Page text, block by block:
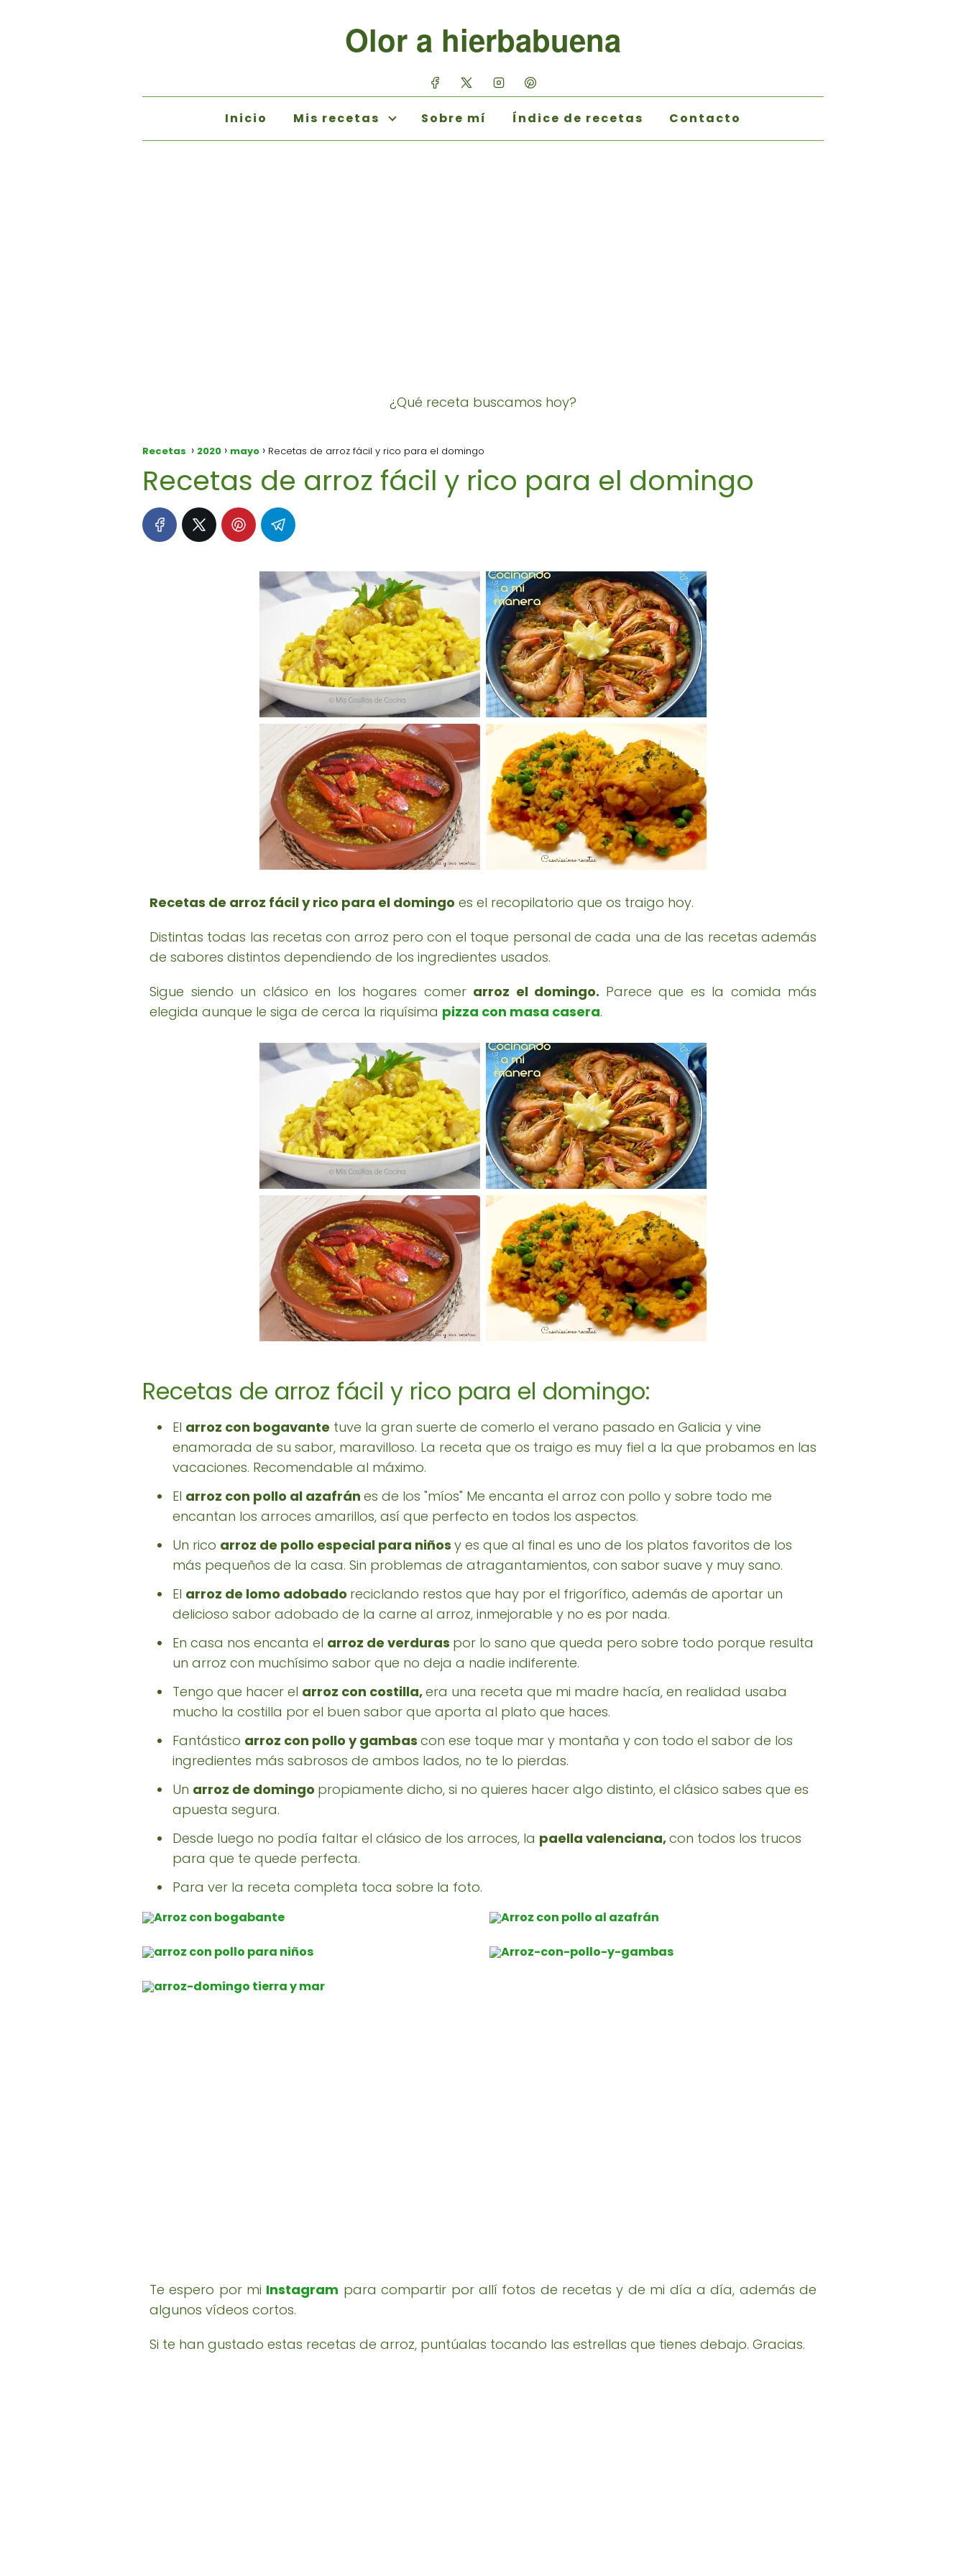
Olor a hierbabuena
Inicio Mis recetas Sobre mí Índice de recetas Contacto
¿Qué receta buscamos hoy?
Recetas 2020 mayo Recetas de arroz fácil y rico para el domingo
Recetas de arroz fácil y rico para el domingo
Recetas de arroz fácil y rico para el domingo es el recopilatorio que os traigo hoy.
Distintas todas las recetas con arroz pero con el toque personal de cada una de las recetas además
de sabores distintos dependiendo de los ingredientes usados.
Sigue siendo un clásico en los hogares comer arroz el domingo. Parece que es la comida más
elegida aunque le siga de cerca la riquísima pizza con masa casera.
Recetas de arroz fácil y rico para el domingo:
El arroz con bogavante tuve la gran suerte de comerlo el verano pasado en Galicia y vine
enamorada de su sabor, maravilloso. La receta que os traigo es muy fiel a la que probamos en las
vacaciones. Recomendable al máximo.
El arroz con pollo al azafrán es de los "míos" Me encanta el arroz con pollo y sobre todo me
encantan los arroces amarillos, así que perfecto en todos los aspectos.
Un rico arroz de pollo especial para niños y es que al final es uno de los platos favoritos de los
más pequeños de la casa. Sin problemas de atragantamientos, con sabor suave y muy sano.
El arroz de lomo adobado reciclando restos que hay por el frigorífico, además de aportar un
delicioso sabor adobado de la carne al arroz, inmejorable y no es por nada.
En casa nos encanta el arroz de verduras por lo sano que queda pero sobre todo porque resulta
un arroz con muchísimo sabor que no deja a nadie indiferente.
Tengo que hacer el arroz con costilla,era una receta que mi madre hacía, en realidad usaba
mucho la costilla por el buen sabor que aporta al plato que haces.
Fantástico arroz con pollo y gambas con ese toque mar y montaña y con todo el sabor de los
ingredientes más sabrosos de ambos lados, no te lo pierdas.
Un arroz de domingo propiamente dicho, si no quieres hacer algo distinto, el clásico sabes que es
apuesta segura.
Desde luego no podía faltar el clásico de los arroces, la paella valenciana,con todos los trucos
para que te quede perfecta.
Para ver la receta completa toca sobre la foto.
Te espero por mi Instagram para compartir por allí fotos de recetas y de mi día a día, además de
algunos vídeos cortos.
Si te han gustado estas recetas de arroz, puntúalas tocando las estrellas que tienes debajo. Gracias.